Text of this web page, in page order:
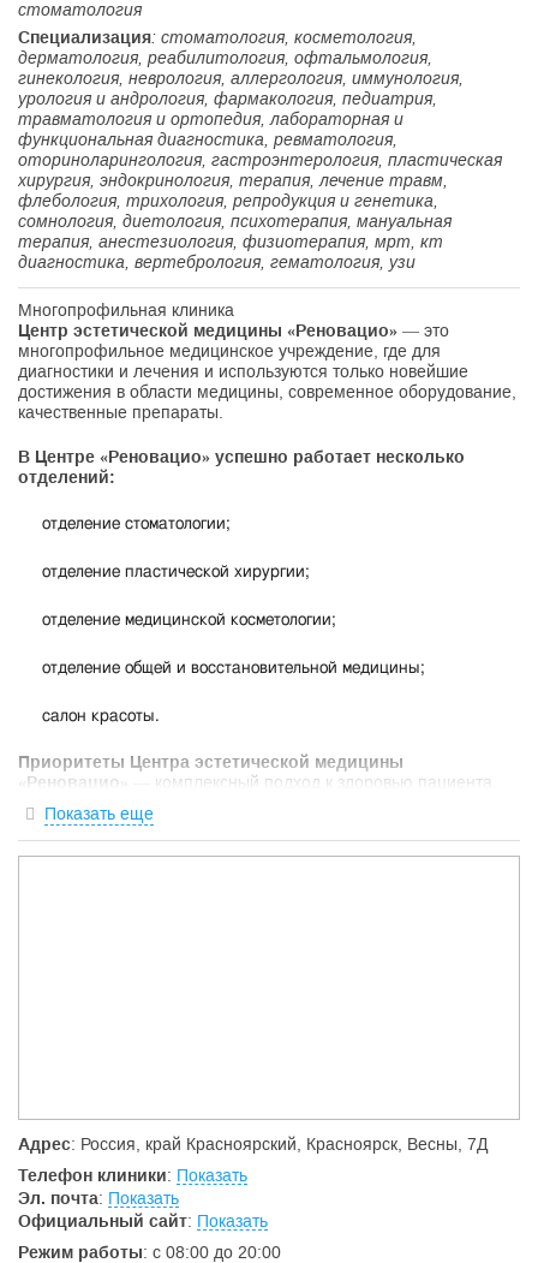
стоматология
Специализация: стоматология, косметология,
дерматология, реабилитология, офтальмология,
гинекология, неврология, аллергология, иммунология,
урология и андрология, фармакология, педиатрия,
травматология и ортопедия, лабораторная и
функциональная диагностика, ревматология,
оториноларингология, гастроэнтерология, пластическая
хирургия, эндокринология, терапия, лечение травм,
флебология, трихология, репродукция и генетика,
сомнология, диетология, психотерапия, мануальная
терапия, анестезиология, физиотерапия, мрт, кт
диагностика, вертебрология, гематология, узи
Многопрофильная клиника
Центр эстетической медицины «Реновацио» — это
многопрофильное медицинское учреждение, где для
диагностики и лечения и используются только новейшие
достижения в области медицины, современное оборудование,
качественные препараты.
В Центре «Реновацио» успешно работает несколько
отделений:
отделение стоматологии;
отделение пластической хирургии;
отделение медицинской косметологии;
отделение общей и восстановительной медицины;
салон красоты.
Приоритеты Центра эстетической медицины
«Реновацио»
— комплексный подход к здоровью пациента.
Всех специалистов объединяет абсолютная ответственность
за дело своей жизни. Для каждого пациента разрабатывается
В Центре проводятся не только диагностика и лечение
пациентов, но и ведется научная и учебная деятельность. На
базе «Реновацио» успешно функционирует учебный
стоматологический центр. Все врачи-стоматологи Центра
регулярно проходят обучение и курсы повышения
квалификации у ведущих специалистов России.
Показать еще
Адрес: Россия, край Красноярский, Красноярск, Весны, 7Д
Телефон клиники: Показать
Эл. почта: Показать
Официальный сайт: Показать
Режим работы: с 08:00 до 20:00